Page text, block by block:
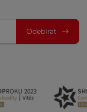
Odebírat